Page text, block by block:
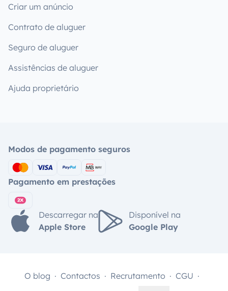
Criar um anúncio
Contrato de aluguer
Seguro de aluguer
Assistências de aluguer
Ajuda proprietário
Modos de pagamento seguros
Pagamento em prestações
Descarregar na
Apple Store
Disponível na
Google Play
O blog Contactos Recrutamento CGU